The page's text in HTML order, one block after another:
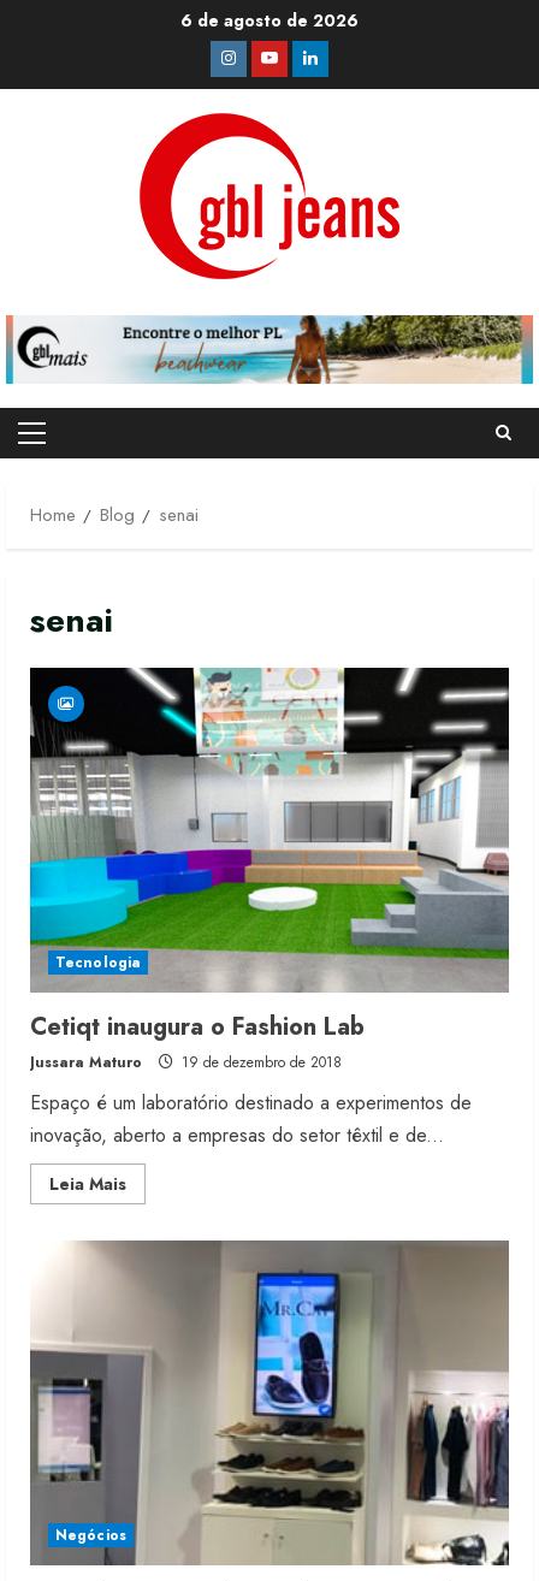
6 de agosto de 2026
Instagram
YoutubeLinkedin
Primary
Home
Blog senai
senai
Tecnologia
Cetiqt inaugura o Fashion Lab
Jussara Maturo 19 de dezembro de 2018
Espaço é um laboratório destinado a experimentos de
inovação, aberto a empresas do setor têxtil e de...
Leia MaisRead
more
Negócios